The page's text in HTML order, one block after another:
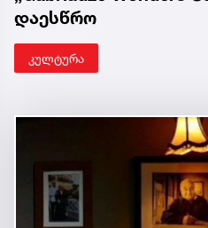
დაესწრო
კულტურა